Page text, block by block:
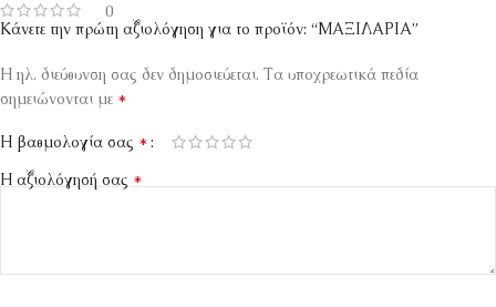
0
Κάνετε την πρώτη αξιολόγηση για το προϊόν: “ΜΑΞΙΛΑΡΙΑ”
Η ηλ. διεύθυνση σας δεν δημοσιεύεται. Τα υποχρεωτικά πεδία
σημειώνονται με *
Η βαθμολογία σας *
Η αξιολόγησή σας *